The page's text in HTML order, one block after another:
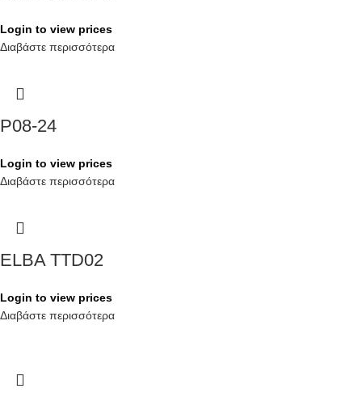
Login to view prices
Διαβάστε περισσότερα
P08-24
Login to view prices
Διαβάστε περισσότερα
ELBA TTD02
Login to view prices
Διαβάστε περισσότερα